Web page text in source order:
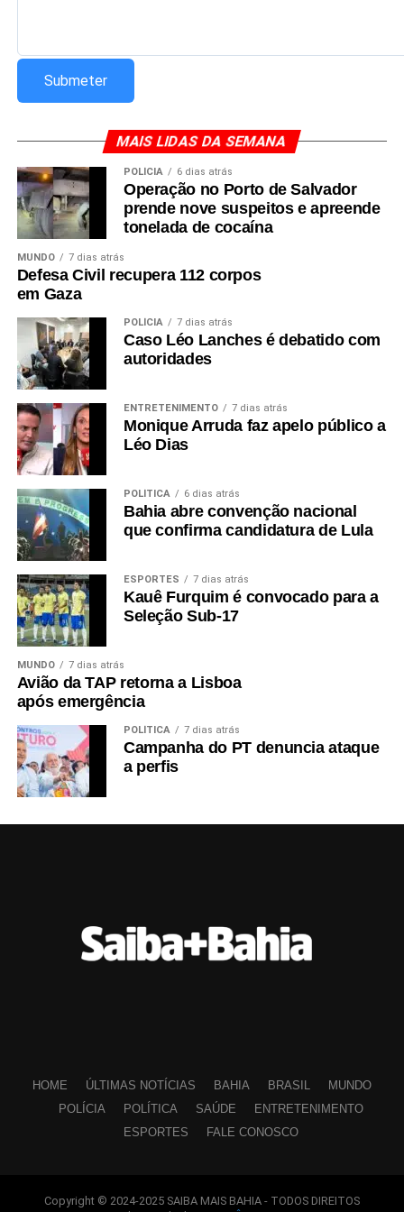
MAIS LIDAS DA SEMANA
POLÍCIA 6 dias atrás
Operação no Porto de Salvador
prende nove suspeitos e apreende
tonelada de cocaína
MUNDO 7 dias atrás
Defesa Civil recupera 112 corpos
em Gaza
POLÍCIA 7 dias atrás
Caso Léo Lanches é debatido com
autoridades
ENTRETENIMENTO 7 dias atrás
Monique Arruda faz apelo público a
Léo Dias
POLÍTICA 6 dias atrás
Bahia abre convenção nacional
que confirma candidatura de Lula
ESPORTES 7 dias atrás
Kauê Furquim é convocado para a
Seleção Sub-17
MUNDO 7 dias atrás
Avião da TAP retorna a Lisboa
após emergência
POLÍTICA 7 dias atrás
Campanha do PT denuncia ataque
a perfis
HOME ÚLTIMAS NOTÍCIAS BAHIA BRASIL
MUNDO
POLÍCIA
POLÍTICA SAÚDE
ENTRETENIMENTO
ESPORTES
FALE CONOSCO
Copyright © 2024-2025 SAIBA MAIS BAHIA - TODOS DIREITOS